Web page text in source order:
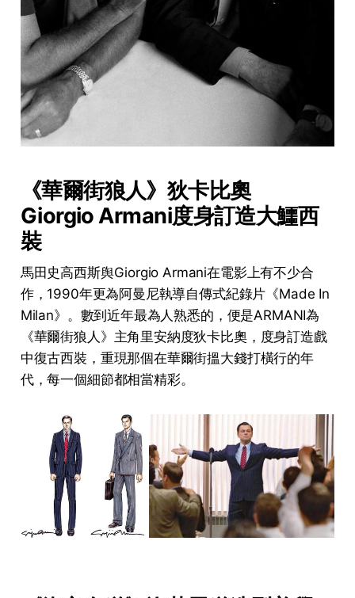
《華爾街狼人》狄卡比奧
Giorgio Armani度身訂造大鱷西
裝
馬田史高西斯舆Giorgio Armani在電影上有不少合
作，1990年更為阿曼尼執導自傳式紀錄片《Made In
Milan》。數到近年最為人熟悉的，便是ARMANI為
《華爾街狼人》主角里安納度狄卡比奧，度身訂造戲
中復古西裝，重現那個在華爾街搵大錢打橫行的年
代，每一個細節都相當精彩。